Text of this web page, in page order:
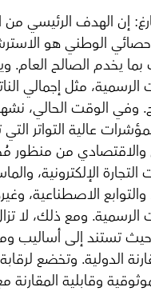
إن الهدف الرئيسي من
الوطني هو
يخدم الصالح العام.
الرسمية، مثل إجمالي
وفي الوقت الحالي،
عالية التواتر
والاقتصادي من منظور
التجارة الإلكترونية،
الاصطناعية،
الرسمية. ومع ذلك، لا
حيث تستند إلى أساليب
الدولية. وتخضع
وقابلية